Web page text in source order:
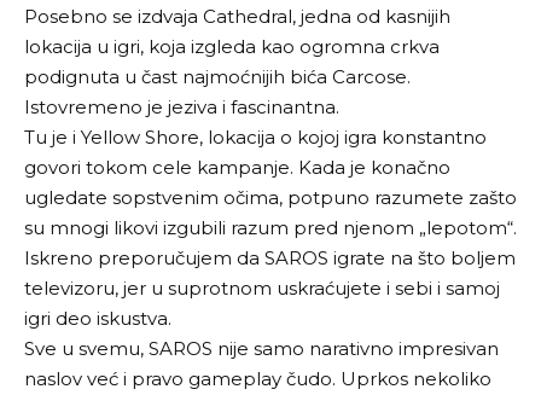
Posebno se izdvaja Cathedral, jedna od kasnijih
lokacija u igri, koja izgleda kao ogromna crkva
podignuta u čast najmoćnijih bića Carcose.
Istovremeno je jeziva i fascinantna.
Tu je i Yellow Shore, lokacija o kojoj igra konstantno
govori tokom cele kampanje. Kada je konačno
ugledate sopstvenim očima, potpuno razumete zašto
su mnogi likovi izgubili razum pred njenom „lepotom“.
Iskreno preporučujem da SAROS igrate na što boljem
televizoru, jer u suprotnom uskraćujete i sebi i samoj
igri deo iskustva.
Sve u svemu, SAROS nije samo narativno impresivan
naslov već i pravo gameplay čudo. Uprkos nekoliko